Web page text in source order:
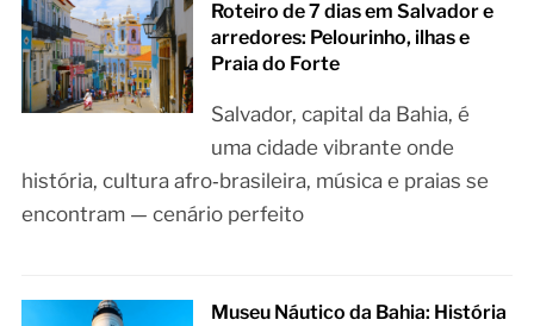
Roteiro de 7 dias em Salvador e
arredores: Pelourinho, ilhas e
Praia do Forte
Salvador, capital da Bahia, é
uma cidade vibrante onde
história, cultura afro‑brasileira, música e praias se
encontram — cenário perfeito
Museu Náutico da Bahia: História